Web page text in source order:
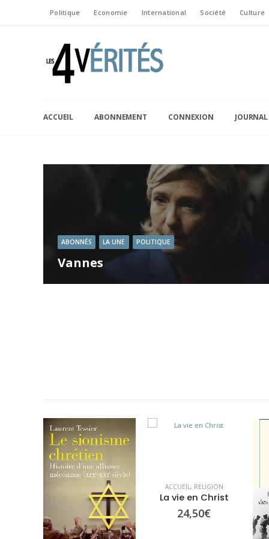
Politique Economie International Société Culture
ACCUEIL ABONNEMENT CONNEXION
ABONNÉS LA UNE POLITIQUE
Vannes
RELIGION
La vie en Christ
24,50€